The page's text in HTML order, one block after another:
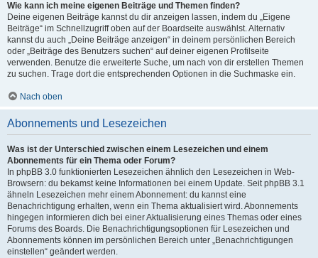
Wie kann ich meine eigenen Beiträge und Themen finden?
Deine eigenen Beiträge kannst du dir anzeigen lassen, indem du „Eigene
Beiträge“ im Schnellzugriff oben auf der Boardseite auswählst. Alternativ
kannst du auch „Deine Beiträge anzeigen“ in deinem persönlichen Bereich
oder „Beiträge des Benutzers suchen“ auf deiner eigenen Profilseite
verwenden. Benutze die erweiterte Suche, um nach von dir erstellen Themen
zu suchen. Trage dort die entsprechenden Optionen in die Suchmaske ein.
Nach oben
Abonnements und Lesezeichen
Was ist der Unterschied zwischen einem Lesezeichen und einem
Abonnements für ein Thema oder Forum?
In phpBB 3.0 funktionierten Lesezeichen ähnlich den Lesezeichen in Web-
Browsern: du bekamst keine Informationen bei einem Update. Seit phpBB 3.1
ähneln Lesezeichen mehr einem Abonnement: du kannst eine
Benachrichtigung erhalten, wenn ein Thema aktualisiert wird. Abonnements
hingegen informieren dich bei einer Aktualisierung eines Themas oder eines
Forums des Boards. Die Benachrichtigungsoptionen für Lesezeichen und
Abonnements können im persönlichen Bereich unter „Benachrichtigungen
einstellen“ geändert werden.